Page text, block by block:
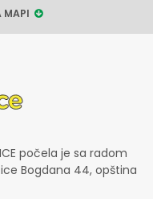
MAPI
počela je sa radom
Bogdana 44, opština